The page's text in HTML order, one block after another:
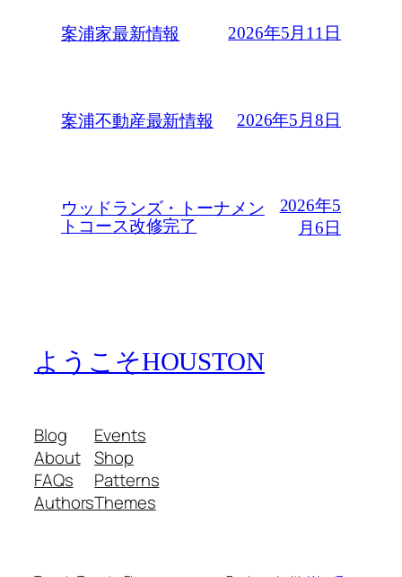
案浦家最新情報 2026年5月11日
案浦不動産最新情報 2026年5月8日
ウッドランズ・トーナメン
トコース改修完了
2026年5
月6日
ようこそHOUSTON
Blog
About
FAQs
Authors
Events
Shop
Patterns
Themes